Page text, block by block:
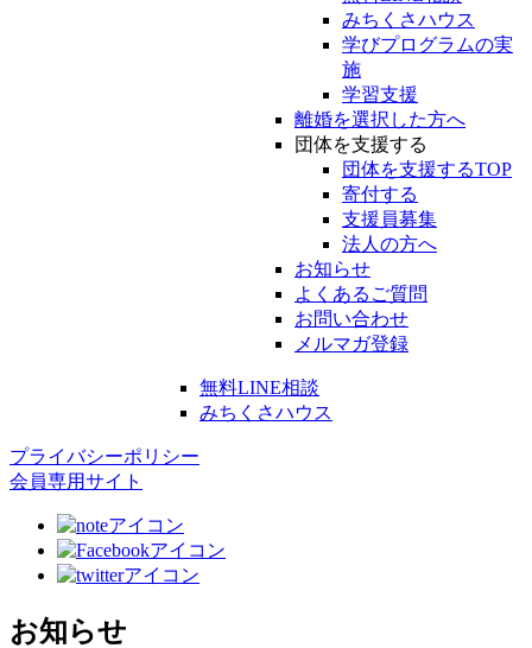
みちくさハウス
学びプログラムの実
施
学習支援
離婚を選択した方へ
団体を支援する
団体を支援するTOP
寄付する
支援員募集
法人の方へ
お知らせ
よくあるご質問
お問い合わせ
メルマガ登録
無料LINE相談
みちくさハウス
プライバシーポリシー
会員専用サイト
お知らせ